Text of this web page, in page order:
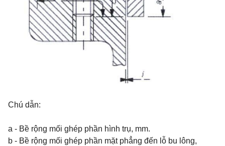
Chú dẫn:
a - Bề rộng mối ghép phần hình trụ, mm.
b - Bề rộng mối ghép phần mặt phẳng đến lỗ bu lông,